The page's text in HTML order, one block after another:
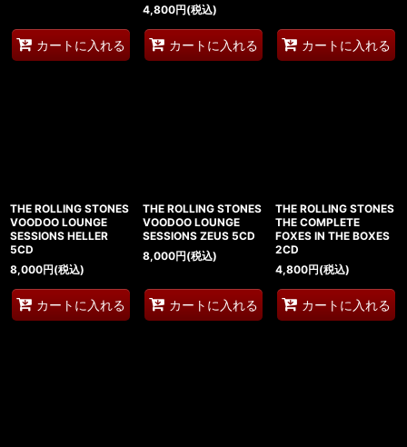
カートに入れる
4,800円(税込)
カートに入れる カートに入れる
THE ROLLING STONES
VOODOO LOUNGE
SESSIONS HELLER
5CD
8,000円(税込)
カートに入れる
THE ROLLING STONES
VOODOO LOUNGE
SESSIONS ZEUS 5CD
8,000円(税込)
カートに入れる
THE ROLLING STONES
THE COMPLETE
FOXES IN THE BOXES
2CD
4,800円(税込)
カートに入れる